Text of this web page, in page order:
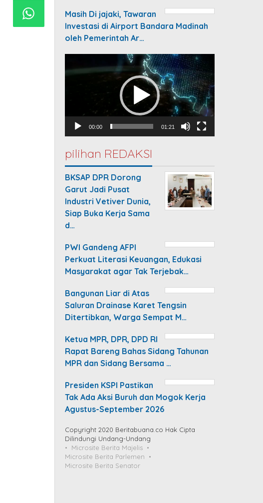
Masih Di jajaki, Tawaran
Investasi di Airport Bandara Madinah
oleh Pemerintah Ar…
Player
00:00 01:21
pilihan REDAKSI
BKSAP DPR Dorong
Garut Jadi Pusat
Industri Vetiver Dunia,
Siap Buka Kerja Sama
d…
PWI Gandeng AFPI
Perkuat Literasi Keuangan, Edukasi
Masyarakat agar Tak Terjebak…
Bangunan Liar di Atas
Saluran Drainase Karet Tengsin
Ditertibkan, Warga Sempat M…
Ketua MPR, DPR, DPD RI
Rapat Bareng Bahas Sidang Tahunan
MPR dan Sidang Bersama …
Presiden KSPI Pastikan
Tak Ada Aksi Buruh dan Mogok Kerja
Agustus-September 2026
Copyright 2020 Beritabuana.co Hak Cipta
Dilindungi Undang-Undang
Microsite Berita Majelis
Microsite Berita Parlemen
Microsite Berita Senator